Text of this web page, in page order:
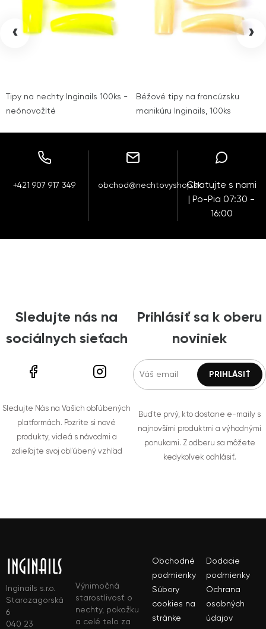
Tipy na nechty Inginails 100ks -
neónovožlté
Béžové tipy na francúzsku
manikúru Inginails, 100ks
‹ ›
+421 907 917 349 obchod@nechtovyshop.skChatujte s nami
| Po-Pia 07:30 -
16:00
Sledujte nás na
sociálnych sieťach
Sledujte Nás na Vašich obľúbených
platformách. Pozrite si nové
produkty, videá s návodmi a
zdieľajte svoj obľúbený vzhľad
Prihlásiť sa k oberu
noviniek
Buďte prvý, kto dostane e-maily s
najnovšími produktmi a výhodnými
ponukami. Z odberu sa môžete
kedykoľvek odhlásiť.
Inginails s.r.o.
Starozagorská
6
040 23
Výnimočná
starostlivosť o
nechty, pokožku
a celé telo za
Obchodné
podmienky
Dodacie
podmienky
Súbory
cookies na
stránke
Ochrana
osobných
údajov